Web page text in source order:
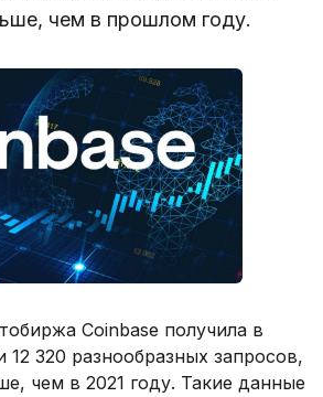
чем в прошлом году.
Coinbase получила в
320 разнообразных запросов,
чем в 2021 году. Такие данные